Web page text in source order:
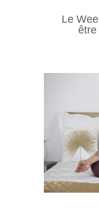
Le
être